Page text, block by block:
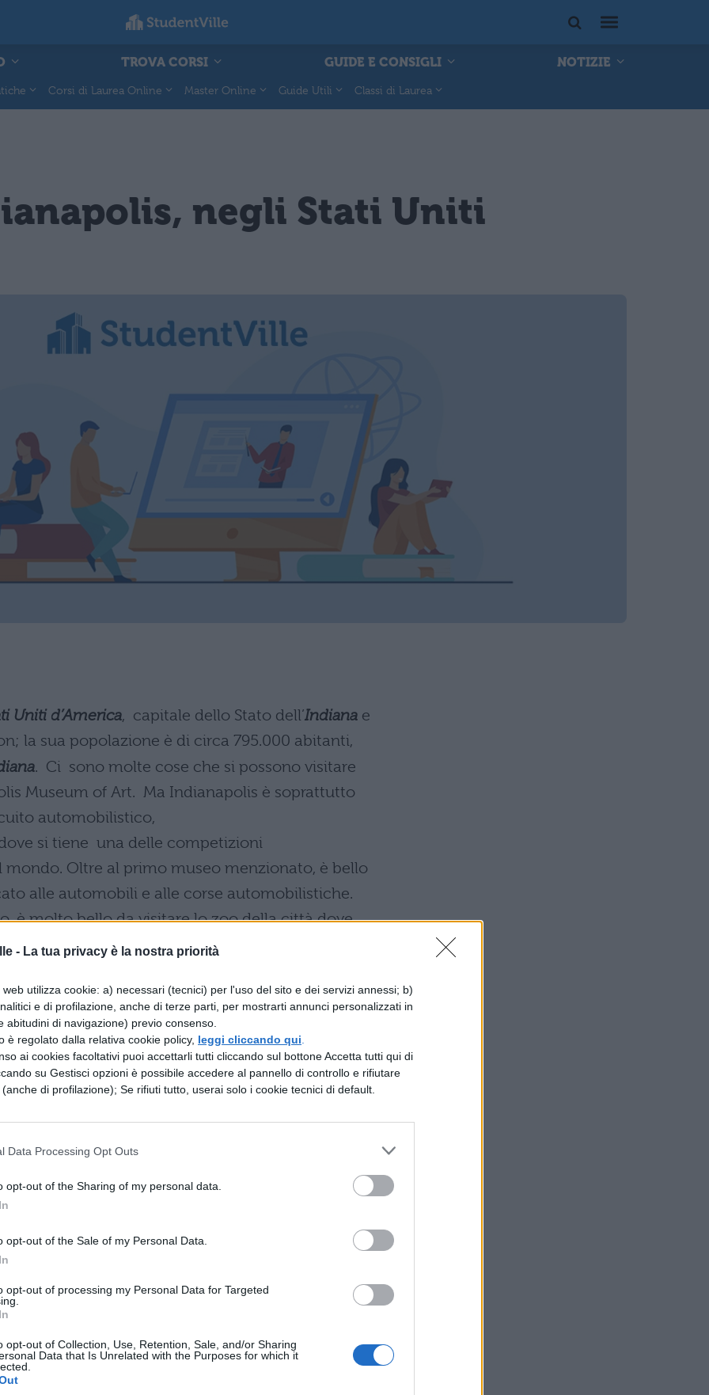
- La tua privacy è la nostra priorità
utilizza cookie: a) necessari (tecnici) per l'uso del sito e dei servizi annessi; b)
e di profilazione, anche di terze parti, per mostrarti annunci personalizzati in
abitudini di navigazione) previo consenso.
è regolato dalla relativa cookie policy, leggi cliccando qui
ai cookies facoltativi puoi accettarli tutti cliccando sul bottone Accetta tutti qui di
su Gestisci opzioni è possibile accedere al pannello di controllo e rifiutare
di profilazione); Se rifiuti tutto, userai solo i cookie tecnici di default.
Data Processing Opt Outs
opt-out of the Sharing of my personal data.
opt-out of the Sale of my Personal Data.
opt-out of processing my Personal Data for Targeted
opt-out of Collection, Use, Retention, Sale, and/or Sharing
Data that Is Unrelated with the Purposes for which it
TROVA CORSI GUIDE E CONSIGLI
NOTIZIE
Corsi di Laurea Online Master Online Guide Utili Classi di Laurea
negli Stati Uniti
Uniti d’America, capitale dello Stato dell’Indiana e
la sua popolazione è di circa 795.000 abitanti,
. Ci sono molte cose che si possono visitare
Museum of Art. Ma Indianapolis è soprattutto
automobilistico,
si tiene una delle competizioni
Oltre al primo museo menzionato, è bello
alle automobili e alle corse automobilistiche.
è molto bello da visitare lo zoo della città dove
allo zoo merita una visita anche l’acquario
all’interno dell’acquario, è lo
belli del mondo.
nel senso di classici fast food con
comunque anche ristoranti, sia nel centro
tipi di cucine.
diversi mezzi; si può noleggiare una macchina sia
Ci si sposta anche molto bene con i mezzi
tutta la città.
soprattutto da settembre a dicembre, o durante
marzo ad aprile. D’estate il clima è molto caldo
presenti diversi locali, pub, cinema, teatri e
operativi voli diretti dall’Italia. E’ necessario
volando con la Delta Air Lines, la